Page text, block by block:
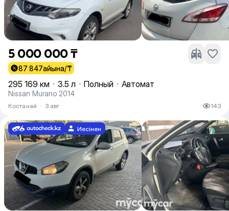
5 000 000 ₸
87 847айына/₸
295 169 км · 3.5 л · Полный · Автомат
Nissan Murano 2014
Костанай · 3 авг 143
Иесінен